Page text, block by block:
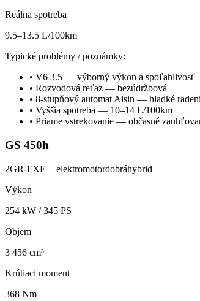
Reálna spotreba
9.5–13.5 L/100km
Typické problémy / poznámky:
• V6 3.5 — výborný výkon a spoľahlivosť
• Rozvodová reťaz — bezúdržbová
• 8-stupňový automat Aisin — hladké
• Vyššia spotreba — 10–14 L/100km
• Priame vstrekovanie — občasné
GS 450h
2GR-FXE + elektromotordobráhybrid
Výkon
254 kW /345 PS
Objem
3 456 cm³
Krútiaci moment
368 Nm